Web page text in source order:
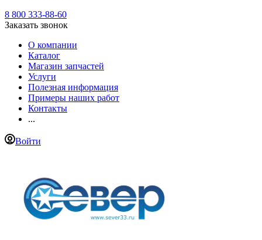
8 800 333-88-60
Заказать звонок
О компании
Каталог
Магазин запчастей
Услуги
Полезная информация
Примеры наших работ
Контакты
...
Войти